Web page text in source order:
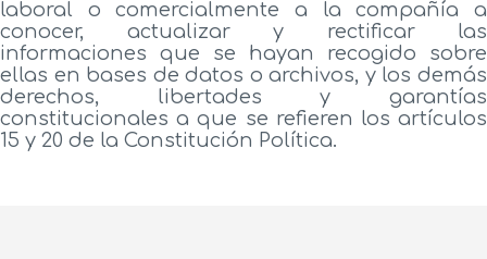
laboral o comercialmente a la compañía a
conocer, actualizar y rectificar las
informaciones que se hayan recogido sobre
ellas en bases de datos o archivos, y los demás
derechos, libertades y garantías
constitucionales a que se refieren los artículos
15 y 20 de la Constitución Política.